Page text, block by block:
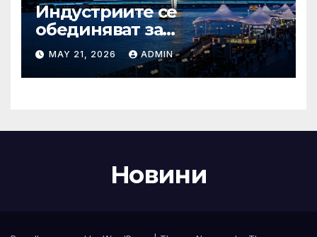
Индустриите се
обединяват за
висококачествен растеж на
културния и
туристическия сектор
MAY 21, 2026 ADMIN
Новини